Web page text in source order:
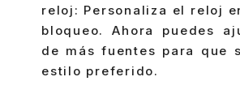
reloj: Personaliza el reloj
bloqueo. Ahora puedes
de más fuentes para que
estilo preferido.